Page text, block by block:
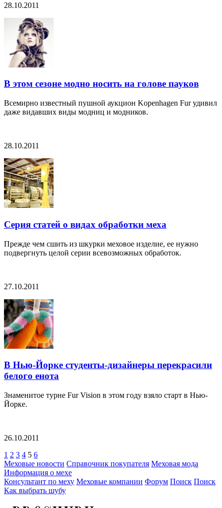
28.10.2011
В этом сезоне модно носить на голове пауков
Всемирно известный пушной аукцион Kopenhagen Fur удивил
даже видавших виды модниц и модников.
28.10.2011
Серия статей о видах обработки меха
Прежде чем сшить из шкурки меховое изделие, ее нужно
подвергнуть целой серии всевозможных обработок.
27.10.2011
В Нью-Йорке студенты-дизайнеры перекрасили
белого енота
Знаменитое турне Fur Vision в этом году взяло старт в Нью-
Йорке.
26.10.2011
1 2 3 4 5 6
Меховые новости Справочник покупателя Меховая мода
Информация о мехе
Консультант по меху Меховые компании Форум Поиск Поиск
Как выбрать шубу